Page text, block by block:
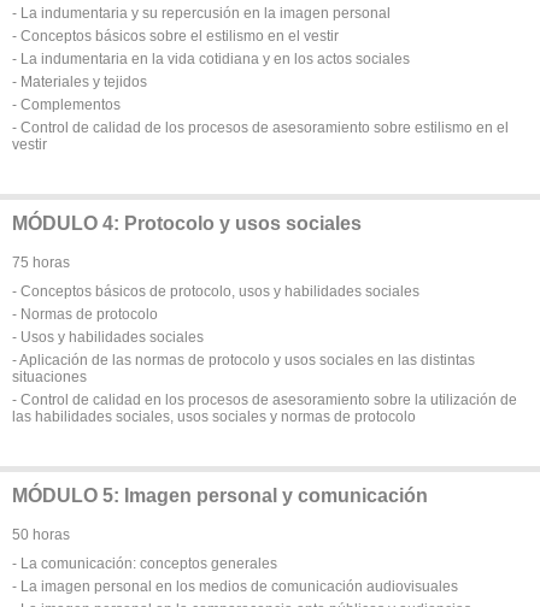
- La indumentaria y su repercusión en la imagen personal
- Conceptos básicos sobre el estilismo en el vestir
- La indumentaria en la vida cotidiana y en los actos sociales
- Materiales y tejidos
- Complementos
- Control de calidad de los procesos de asesoramiento sobre estilismo en el
vestir
MÓDULO 4: Protocolo y usos sociales
75 horas
- Conceptos básicos de protocolo, usos y habilidades sociales
- Normas de protocolo
- Usos y habilidades sociales
- Aplicación de las normas de protocolo y usos sociales en las distintas
situaciones
- Control de calidad en los procesos de asesoramiento sobre la utilización de
las habilidades sociales, usos sociales y normas de protocolo
MÓDULO 5: Imagen personal y comunicación
50 horas
- La comunicación: conceptos generales
- La imagen personal en los medios de comunicación audiovisuales